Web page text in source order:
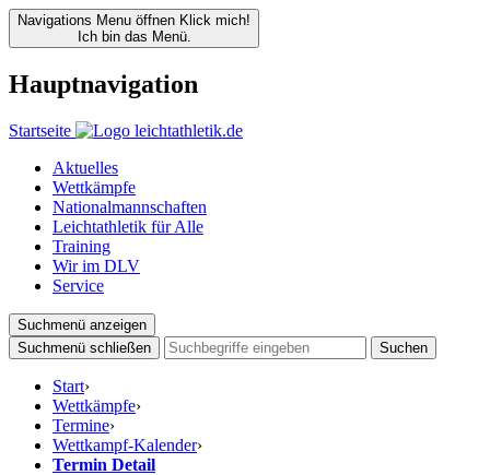
Navigations Menu öffnen Klick mich!
Ich bin das Menü.
Hauptnavigation
Startseite
Aktuelles
Wettkämpfe
Nationalmannschaften
Leichtathletik für Alle
Training
Wir im DLV
Service
Suchmenü anzeigen
Suchmenü schließen
Suchen
Start›
Wettkämpfe›
Termine›
Wettkampf-Kalender›
Termin Detail